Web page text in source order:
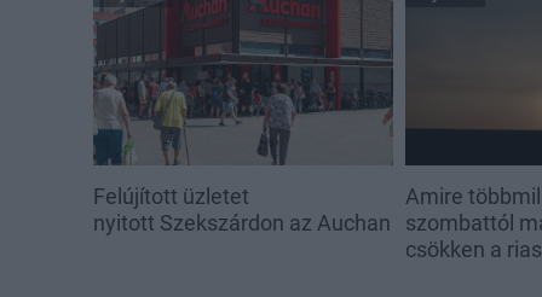
Felújított üzletet
nyitott Szekszárdon az Auchan
Amire
szombattól
csökken a